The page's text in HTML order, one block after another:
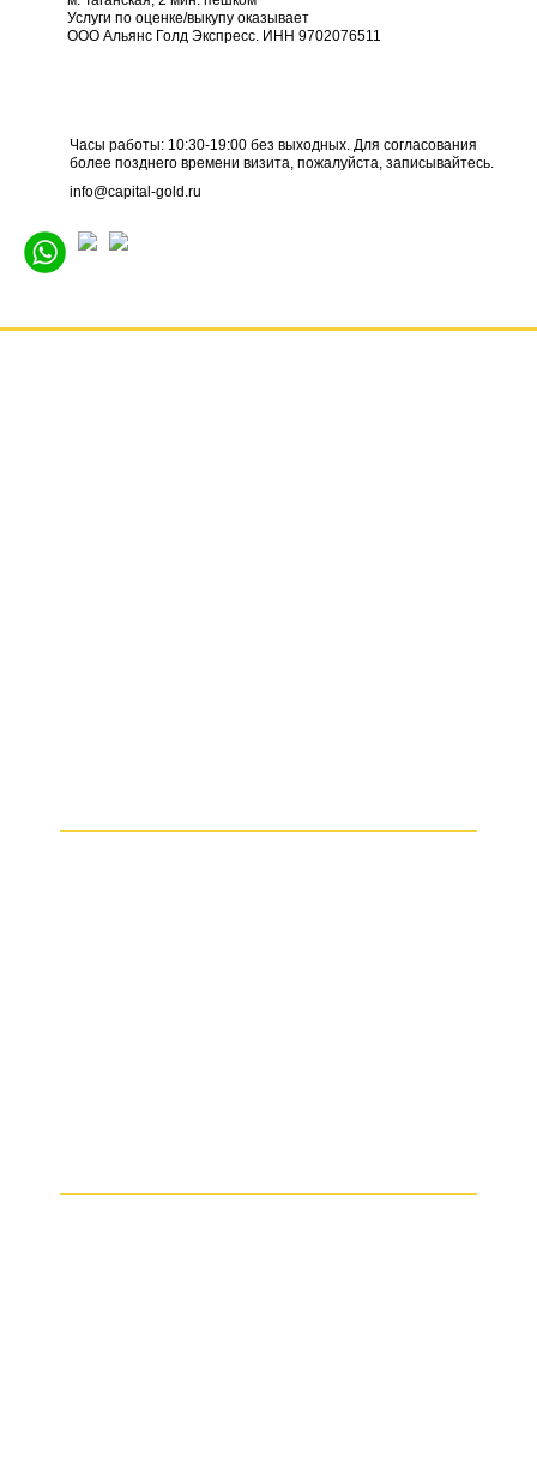
Услуги по оценке/выкупу оказывает
ООО Альянс Голд Экспресс. ИНН 9702076511
Часы работы: 10:30-19:00 без выходных. Для согласования
более позднего времени визита, пожалуйста, записывайтесь.
info@capital-gold.ru